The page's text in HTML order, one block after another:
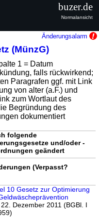
Änderungsalarm
(MünzG)
1 = Datum
falls rückwirkend;
Paragrafen ggf. mit Link
von alter (a.F.) und
zum Wortlaut des
Begründung des
dokumentiert
folgende
und/oder -
geändert
(Verpasst?
10 Gesetz zur Optimierung
Dezember 2011 (BGBl. I
buzer.de
Normalansicht